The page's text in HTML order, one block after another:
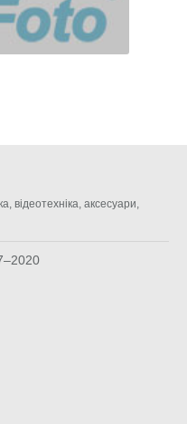
відеотехніка, аксесуари,